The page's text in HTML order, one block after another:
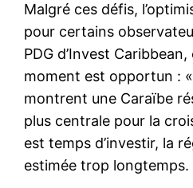
Malgré ces défis,
pour certains
PDG d’Invest
moment est opportun :
montrent une Caraïbe
plus centrale pour la
est temps d’investir, la
estimée trop longtemps.